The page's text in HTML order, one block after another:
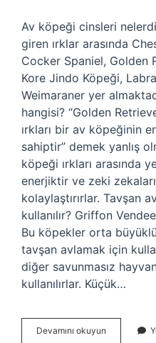
Av köpeği cinsleri
giren ırklar arasında
Cocker Spaniel, Golden
Kore Jindo Köpeği,
Weimaraner yer
hangisi? “Golden
ırkları bir av köpeğinin
sahiptir” demek yanlış
köpeği ırkları arasında
enerjiktir ve zeki
kolaylaştırırlar. Tavşan
kullanılır? Griffon
Bu köpekler orta
tavşan avlamak için
diğer savunmasız
kullanılırlar. Küçük…
Devamını okuyun